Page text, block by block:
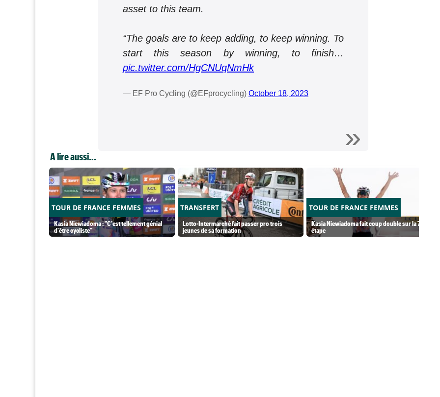
asset to this team.
“The goals are to keep adding, to keep winning. To
start this season by winning, to finish…
pic.twitter.com/HgCNUqNmHk
— EF Pro Cycling (@EFprocycling) October 18, 2023
A lire aussi...
TOUR DE FRANCE FEMMES
Kasia Niewiadoma : "C'est tellement génial
d'être cycliste"
TRANSFERT
Lotto-Intermarché fait passer pro trois
jeunes de sa formation
TOUR DE FRANCE FEMMES
Kasia Niewiadoma fait coup double sur la 7e
étape